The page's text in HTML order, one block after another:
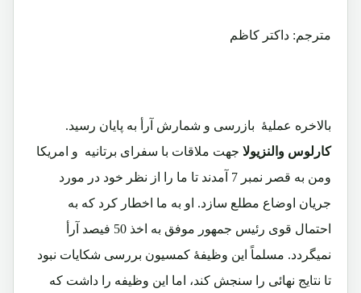
مترجم: داکتر کاظم
بالاخره عملیۀ بازرسی و شمارش آرأ به پایان رسید.
کارلوس والنزیولا جهت ملاقات با سفرای برتانیه و امریکا
ومن به قصر نمبر 7 آمدند تا ما را از نظر خود در مورد
جریان اوضاع مطلع سازد. او به ما اخطار کرد که به
احتمال قوی رئیس جمهور موفق به اخذ 50 فیصد آرأ
نمیگردد. مسلماً این وظیفۀ کمسیون بررسی شکایات نبود
تا نتایج نهائی را سنجش کند، اما این وظیفه را داشت که